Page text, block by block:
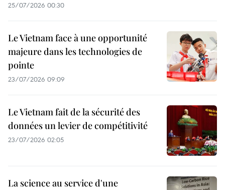
25/07/2026 00:30
Le Vietnam face à une opportunité
majeure dans les technologies de
pointe
23/07/2026 09:09
Le Vietnam fait de la sécurité des
données un levier de compétitivité
23/07/2026 02:05
La science au service d'une